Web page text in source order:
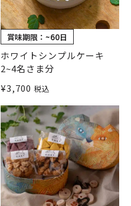
賞味期限： ~60日
ホワイトシンプルケーキ
2~4名さま分
¥3,700 税込